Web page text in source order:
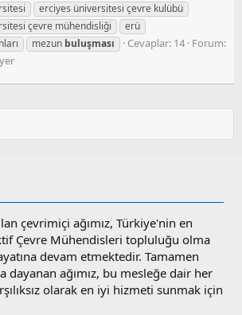
erciyes üniversitesi çevre kulübü
çevre mühendisliği
erü
mezun buluşması Cevaplar: 14 Forum:
çevrimiçi ağımız, Türkiye'nin en
Çevre Mühendisleri topluluğu olma
devam etmektedir. Tamamen
dayanan ağımız, bu mesleğe dair her
olarak en iyi hizmeti sunmak için